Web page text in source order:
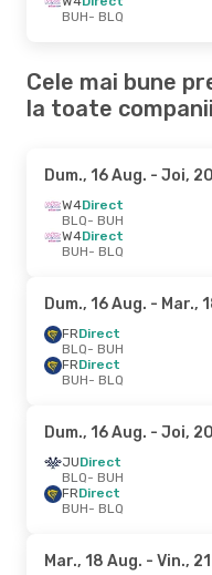
BUH- BLQ
Cele mai bune
la toate
Dum., 16 Aug. - Joi,
W4Direct
BLQ- BUH
W4Direct
BUH- BLQ
Dum., 16 Aug. - Mar.,
FRDirect
BLQ- BUH
FRDirect
BUH- BLQ
Dum., 16 Aug. - Joi,
JUDirect
BLQ- BUH
FRDirect
BUH- BLQ
Mar., 18 Aug. - Vin.,